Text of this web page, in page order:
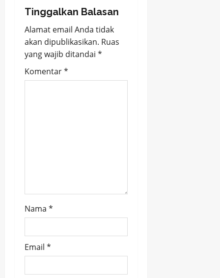
a
v
i
g
Tinggalkan Balasan
Alamat email Anda tidak
akan dipublikasikan. Ruas
yang wajib ditandai *
Komentar*
Nama *
Email *